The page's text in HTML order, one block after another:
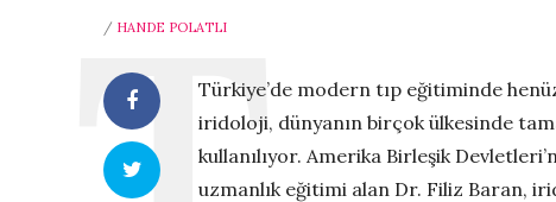
/ HANDE POLATLI
Türkiye’de modern tıp eğitiminde
iridoloji, dünyanın birçok ülkesinde
kullanılıyor. Amerika Birleşik
uzmanlık eğitimi alan Dr. Filiz Baran,